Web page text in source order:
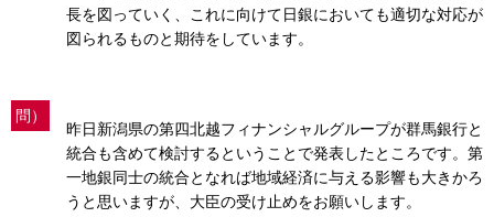
長を図っていく、これに向けて日銀においても適切な対応が
図られるものと期待をしています。
問）
昨日新潟県の第四北越フィナンシャルグループが群馬銀行と
統合も含めて検討するということで発表したところです。第
一地銀同士の統合となれば地域経済に与える影響も大きかろ
うと思いますが、大臣の受け止めをお願いします。